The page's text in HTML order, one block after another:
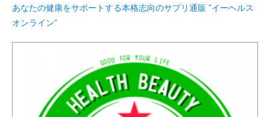
あなたの健康をサポートする本格志向のサプリ通販 ”イーヘルス
オンライン”